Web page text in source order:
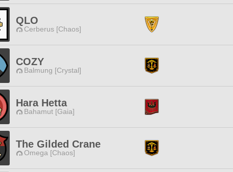
QLO
Cerberus [Chaos]
COZY
Balmung [Crystal]
Hara Hetta
Bahamut [Gaia]
The Gilded Crane
Omega [Chaos]